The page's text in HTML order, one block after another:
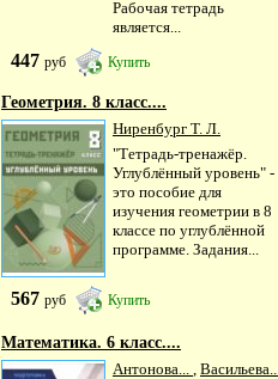
Рабочая тетрадь
является...
447 руб Купить
Геометрия. 8 класс....
Ниренбург Т. Л.
"Тетрадь-тренажёр.
Углублённый уровень" -
это пособие для
изучения геометрии в 8
классе по углублённой
программе. Задания...
567 руб Купить
Математика. 6 класс....
Антонова...